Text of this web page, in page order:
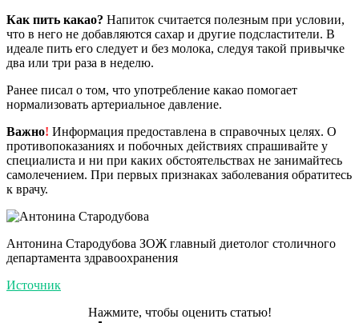
Как пить какао? Напиток считается полезным при условии,
что в него не добавляются сахар и другие подсластители. В
идеале пить его следует и без молока, следуя такой привычке
два или три раза в неделю.
Ранее писал о том, что употребление какао помогает
нормализовать артериальное давление.
Важно! Информация предоставлена в справочных целях. О
противопоказаниях и побочных действиях спрашивайте у
специалиста и ни при каких обстоятельствах не занимайтесь
самолечением. При первых признаках заболевания обратитесь
к врачу.
Антонина Стародубова ЗОЖ главный диетолог столичного
департамента здравоохранения
Источник
Нажмите, чтобы оценить статью!